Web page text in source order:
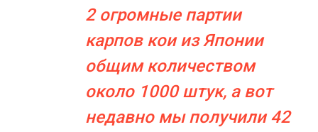
2 огромные партии
карпов кои из Японии
общим количеством
около 1000 штук, а вот
недавно мы получили 42